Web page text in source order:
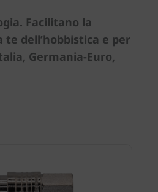
Facilitano la
dell’hobbistica e per
Germania-Euro,